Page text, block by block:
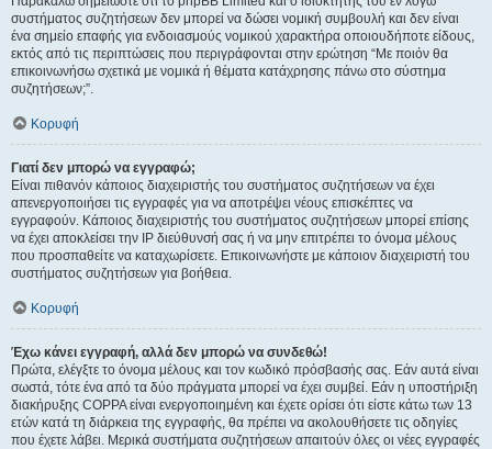
συστήματος συζητήσεων δεν μπορεί να δώσει νομική συμβουλή και δεν είναι
ένα σημείο επαφής για ενδοιασμούς νομικού χαρακτήρα οποιουδήποτε είδους,
εκτός από τις περιπτώσεις που περιγράφονται στην ερώτηση “Με ποιόν θα
επικοινωνήσω σχετικά με νομικά ή θέματα κατάχρησης πάνω στο σύστημα
συζητήσεων;”.
Κορυφή
Γιατί δεν μπορώ να εγγραφώ;
Είναι πιθανόν κάποιος διαχειριστής του συστήματος συζητήσεων να έχει
απενεργοποιήσει τις εγγραφές για να αποτρέψει νέους επισκέπτες να
εγγραφούν. Κάποιος διαχειριστής του συστήματος συζητήσεων μπορεί επίσης
να έχει αποκλείσει την IP διεύθυνσή σας ή να μην επιτρέπει το όνομα μέλους
που προσπαθείτε να καταχωρίσετε. Επικοινωνήστε με κάποιον διαχειριστή του
συστήματος συζητήσεων για βοήθεια.
Κορυφή
Έχω κάνει εγγραφή, αλλά δεν μπορώ να συνδεθώ!
Πρώτα, ελέγξτε το όνομα μέλους και τον κωδικό πρόσβασής σας. Εάν αυτά είναι
σωστά, τότε ένα από τα δύο πράγματα μπορεί να έχει συμβεί. Εάν η υποστήριξη
διακήρυξης COPPA είναι ενεργοποιημένη και έχετε ορίσει ότι είστε κάτω των 13
ετών κατά τη διάρκεια της εγγραφής, θα πρέπει να ακολουθήσετε τις οδηγίες
που έχετε λάβει. Μερικά συστήματα συζητήσεων απαιτούν όλες οι νέες εγγραφές